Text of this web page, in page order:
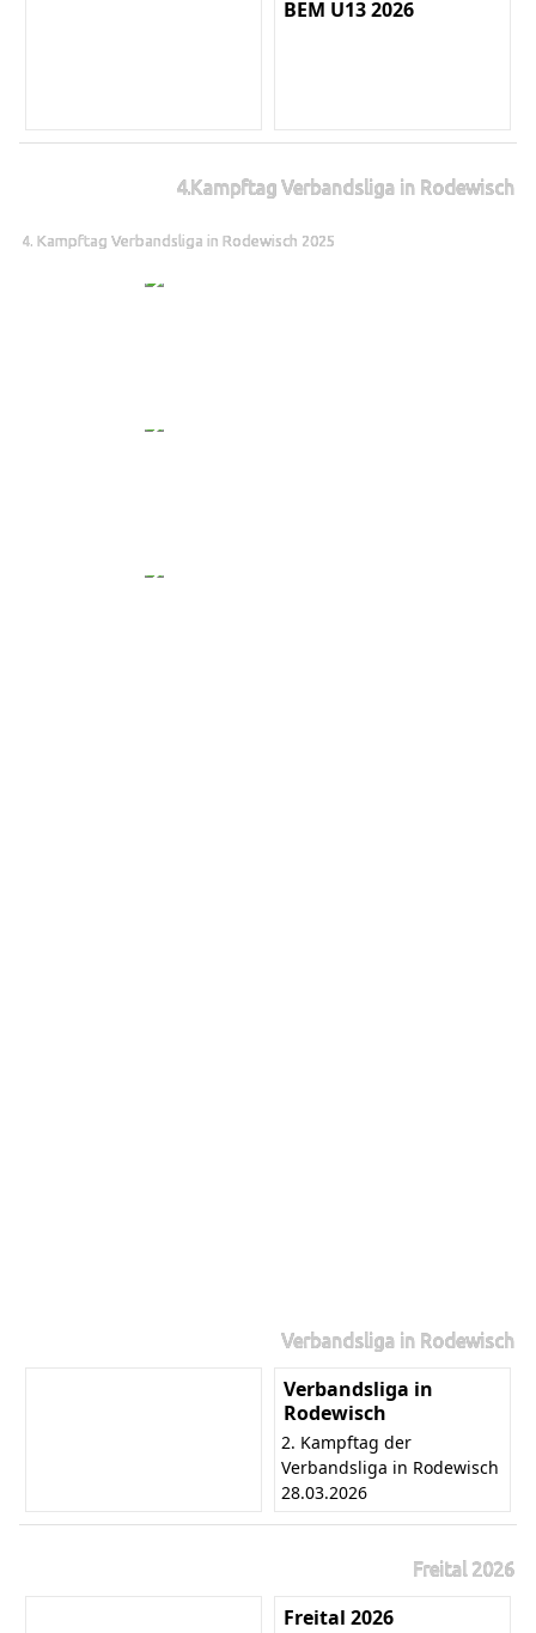
BEM U13 2026
4.Kampftag Verbandsliga in Rodewisch
4. Kampftag Verbandsliga in Rodewisch 2025
Verbandsliga in Rodewisch
Verbandsliga in
Rodewisch
2. Kampftag der
Verbandsliga in Rodewisch
28.03.2026
Freital 2026
Freital 2026